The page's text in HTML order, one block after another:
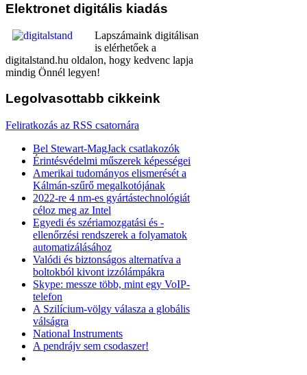
Elektronet digitális kiadás
Lapszámaink digitálisan
is elérhetőek a
digitalstand.hu oldalon, hogy kedvenc lapja
mindig Önnél legyen!
Legolvasottabb cikkeink
Feliratkozás az RSS csatornára
Bel Stewart-MagJack csatlakozók
Érintésvédelmi műszerek képességei
Amerikai tudományos elismerését a
Kálmán-szűrő megalkotójának
2022-re 4 nm-es gyártástechnológiát
céloz meg az Intel
Egyedi és szériamozgatási és -
ellenőrzési rendszerek a folyamatok
automatizálásához
Valódi és biztonságos alternatíva a
boltokból kivont izzólámpákra
Skype: messze több, mint egy VoIP-
telefon
A Szilícium-völgy válasza a globális
válságra
National Instruments
A pendrájv sem csodaszer!